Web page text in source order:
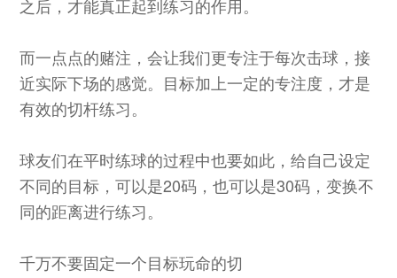
之后，才能真正起到练习的作用。
而一点点的赌注，会让我们更专注于每次击球，接
近实际下场的感觉。目标加上一定的专注度，才是
有效的切杆练习。
球友们在平时练球的过程中也要如此，给自己设定
不同的目标，可以是20码，也可以是30码，变换不
同的距离进行练习。
千万不要固定一个目标玩命的切